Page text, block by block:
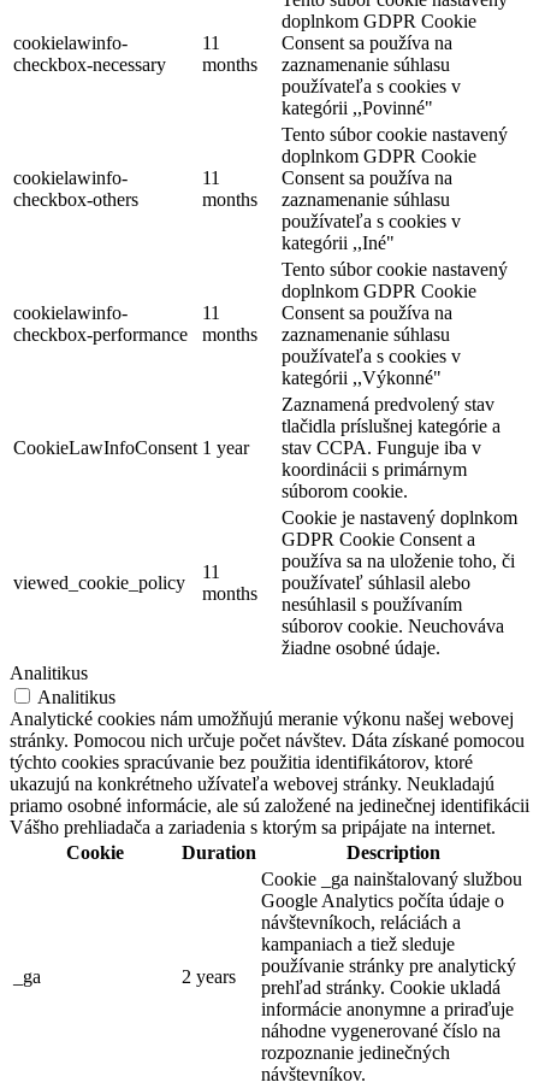
cookielawinfo-
checkbox-necessary
11
months
doplnkom GDPR Cookie
Consent sa používa na
zaznamenanie súhlasu
používateľa s cookies v
kategórii ,,Povinné"
cookielawinfo-
checkbox-others
11
months
Tento súbor cookie nastavený
doplnkom GDPR Cookie
Consent sa používa na
zaznamenanie súhlasu
používateľa s cookies v
kategórii ,,Iné"
cookielawinfo-
checkbox-performance
11
months
Tento súbor cookie nastavený
doplnkom GDPR Cookie
Consent sa používa na
zaznamenanie súhlasu
používateľa s cookies v
kategórii ,,Výkonné"
CookieLawInfoConsent 1 year
Zaznamená predvolený stav
tlačidla príslušnej kategórie a
stav CCPA. Funguje iba v
koordinácii s primárnym
súborom cookie.
viewed_cookie_policy
11
months
Cookie je nastavený doplnkom
GDPR Cookie Consent a
používa sa na uloženie toho, či
používateľ súhlasil alebo
nesúhlasil s používaním
súborov cookie. Neuchováva
žiadne osobné údaje.
Analitikus
Analitikus
Analytické cookies nám umožňujú meranie výkonu našej webovej
stránky. Pomocou nich určuje počet návštev. Dáta získané pomocou
týchto cookies spracúvanie bez použitia identifikátorov, ktoré
ukazujú na konkrétneho užívateľa webovej stránky. Neukladajú
priamo osobné informácie, ale sú založené na jedinečnej identifikácii
Vášho prehliadača a zariadenia s ktorým sa pripájate na internet.
Cookie
Duration Description
_ga 2 years
Cookie _ga nainštalovaný službou
Google Analytics počíta údaje o
návštevníkoch, reláciách a
kampaniach a tiež sleduje
používanie stránky pre analytický
prehľad stránky. Cookie ukladá
informácie anonymne a priraďuje
náhodne vygenerované číslo na
rozpoznanie jedinečných
návštevníkov.